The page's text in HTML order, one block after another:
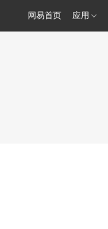
网易首页 应用